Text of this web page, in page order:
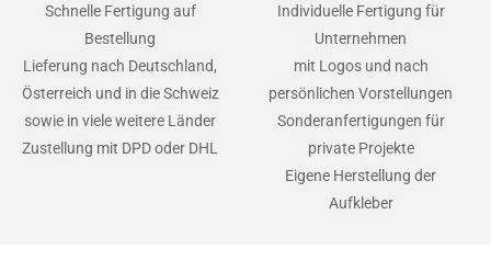
Schnelle Fertigung auf
Bestellung
Lieferung nach Deutschland,
Österreich und in die Schweiz
sowie in viele weitere Länder
Zustellung mit DPD oder DHL
Individuelle Fertigung für
Unternehmen
mit Logos und nach
persönlichen Vorstellungen
Sonderanfertigungen für
private Projekte
Eigene Herstellung der
Aufkleber